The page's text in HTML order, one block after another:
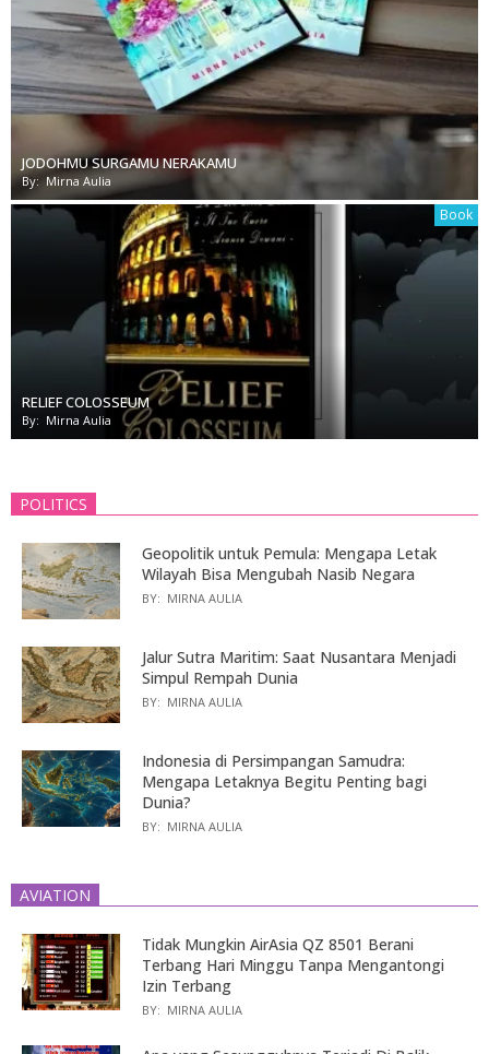
JODOHMU SURGAMU NERAKAMU
By: Mirna Aulia
Book
RELIEF COLOSSEUM
By: Mirna Aulia
POLITICS
Geopolitik untuk Pemula: Mengapa Letak
Wilayah Bisa Mengubah Nasib Negara
BY: MIRNA AULIA
Jalur Sutra Maritim: Saat Nusantara Menjadi
Simpul Rempah Dunia
BY: MIRNA AULIA
Indonesia di Persimpangan Samudra:
Mengapa Letaknya Begitu Penting bagi
Dunia?
BY: MIRNA AULIA
AVIATION
Tidak Mungkin AirAsia QZ 8501 Berani
Terbang Hari Minggu Tanpa Mengantongi
Izin Terbang
BY: MIRNA AULIA